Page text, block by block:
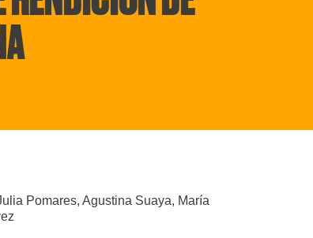
Pomares, Agustina Suaya, María